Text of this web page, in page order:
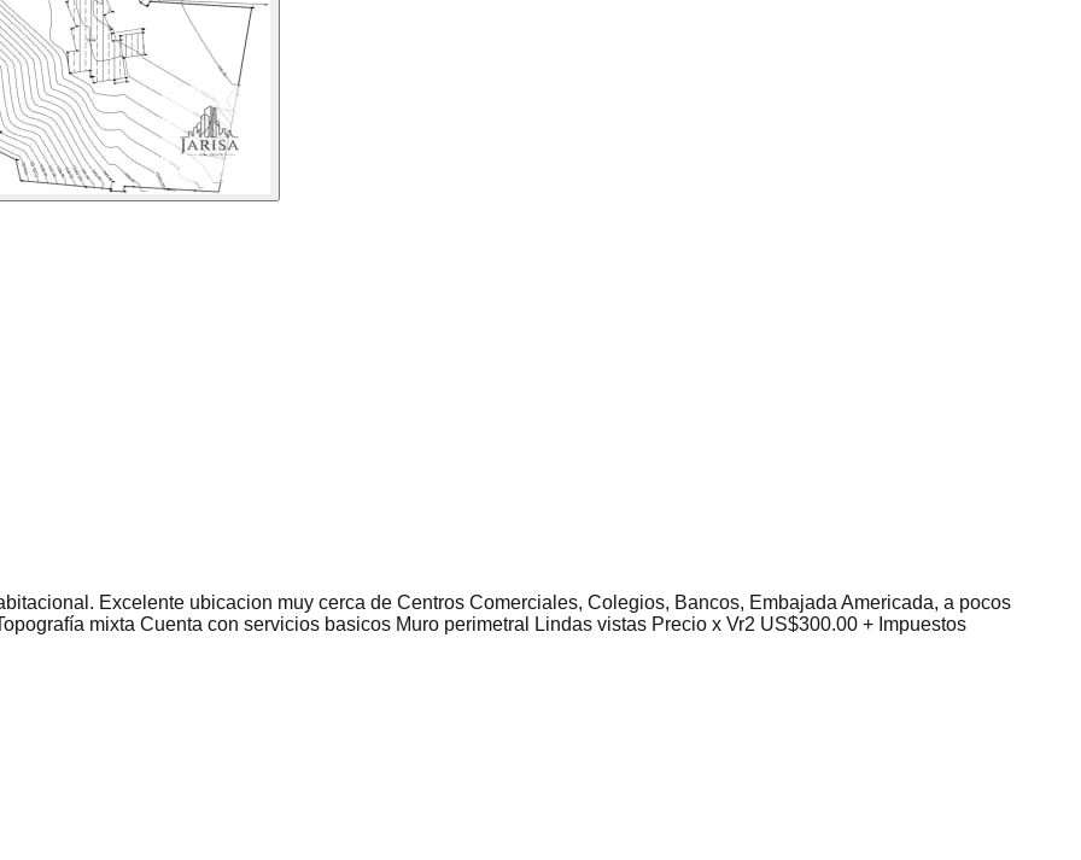
Excelente ubicacion muy cerca de Centros Comerciales, Colegios, Bancos, Embajada Americada, a pocos
mixta Cuenta con servicios basicos Muro perimetral Lindas vistas Precio x Vr2 US$300.00 + Impuestos